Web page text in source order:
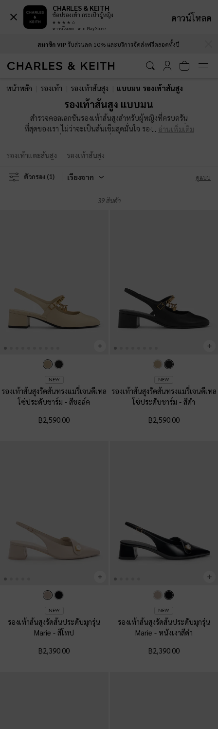
สมาชิก VIPรับส่วนลด 10% และบริการจัดส่งฟรีตลอดทั้งปี
บริการส่งด่วนภายในวัน : เมื่อสั่งซื้อก่อน 9.00 น.
สมาชิก VIP รับส่วนลด 10% และบริการจัดส่งฟรีตลอดทั้งปี
บริการส่งด่วนภายในวัน : เมื่อสั่งซื้อก่อน 9.00 น.
หน้าหลัก รองเท้า รองเท้าส้นสูง แบบมน รองเท้าส้นสูง
รองเท้าส้นสูง แบบมน
สำรวจคอลเลกชันรองเท้าส้นสูงสำหรับผู้หญิงที่ครบครัน
ที่สุดของเรา ไม่ว่าจะเป็นส้นเข็มสุดมั่นใจ รองเท้าส้นตึกที่นำ
แต่งตัวไปออกงานกลางคืนหรือเสริมความเนี้ยบให้กับลุค
ประจำวัน ดีไซน์ที่หลากหลายเหล่านี้พร้อมจะยกระดับทั้ง
ส่วนสูงและสไตล์ของคุณ รองเท้าส้นสูงของเราถูกออกแบบ
มาเพื่อเพิ่มความมั่นใจในทุกย่างก้าว และพร้อมดึงดูดทุก
อ่านเพิ่มเติม
รองเท้าแตะส้นสูง รองเท้าส้นสูง
ตัวกรอง (1) เรียงจาก ดูแบบ
39 สินค้า
NEW
รองเท้าส้นสูงรัดส้นทรงแมรี่เจนดีเทล
โซ่ประดับชาร์ม-สีชอล์ค
฿2,590.00
NEW
รองเท้าส้นสูงรัดส้นทรงแมรี่เจนดีเทล
โซ่ประดับชาร์ม-สีดำ
฿2,590.00
NEW
รองเท้าส้นสูงรัดส้นประดับมุกรุ่น
Marie-สีโทป
฿2,390.00
NEW
รองเท้าส้นสูงรัดส้นประดับมุกรุ่น
Marie - หนังเงาสีดำ
฿2,390.00
CHARLES & KEITH
ช้อปรองเท้า กระเป๋าผู้หญิง
ดาวน์โหลด - จาก Play Store
ดาวน์โหลด